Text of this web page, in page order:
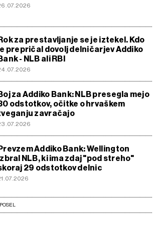
za prestavljanje se je iztekel. Kdo
prepričal dovolj delničarjev Addiko
- NLB ali RBI
za Addiko Bank: NLB presegla mejo
odstotkov, očitke o hrvaškem
zavračajo
Addiko Bank: Wellington
NLB, ki ima zdaj "pod streho"
29 odstotkov delnic